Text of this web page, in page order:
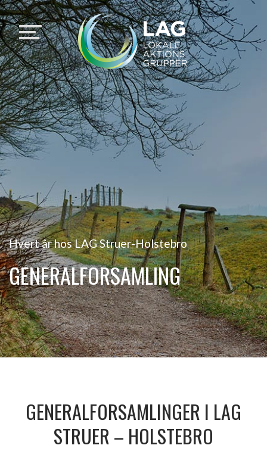
Hvert år hos LAG Struer-Holstebro
GENERALFORSAMLING
GENERALFORSAMLINGER I LAG
STRUER – HOLSTEBRO